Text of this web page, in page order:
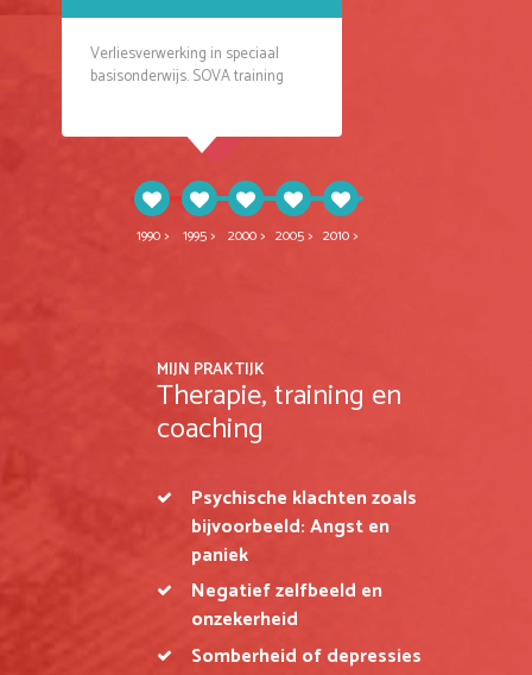
Verliesverwerking in speciaal
basisonderwijs. SOVA training
1990 > 1995 > 2000 > 2005 > 2010 >
MIJN PRAKTIJK
Therapie, training en
coaching
Psychische klachten zoals
bijvoorbeeld: Angst en
paniek
Negatief zelfbeeld en
onzekerheid
Somberheid of depressies